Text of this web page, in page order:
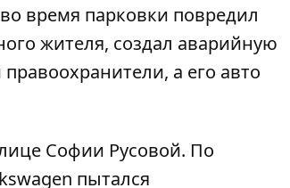
время парковки повредил
жителя, создал аварийную
а его авто
Софии Русовой. По
пытался